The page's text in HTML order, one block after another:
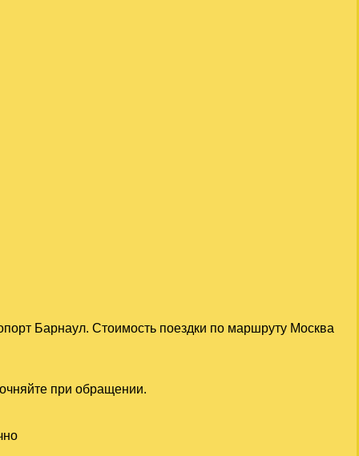
Барнаул. Стоимость поездки по маршруту Москва
при обращении.